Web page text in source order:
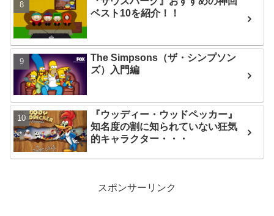
ベスト10を紹介！！
The Simpsons（ザ・シンプソン
ズ）入門編
『ウッディー・ウッドペッカー』
知名度の割に知られていない狂気
的キャラクター・・・
スポンサーリンク